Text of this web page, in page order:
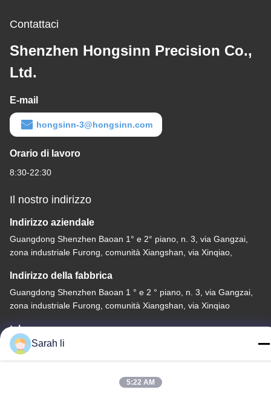
Contattaci
Shenzhen Hongsinn Precision Co.,
Ltd.
E-mail
hongsinn-3@hongsinn.com
Orario di lavoro
8:30-22:30
Il nostro indirizzo
Indirizzo aziendale
Guangdong Shenzhen Baoan 1° e 2° piano, n. 3, via Gangzai,
zona industriale Furong, comunità Xiangshan, via Xinqiao,
Indirizzo della fabbrica
Guangdong Shenzhen Baoan 1 ° e 2 ° piano, n. 3, via Gangzai,
zona industriale Furong, comunità Xiangshan, via Xinqiao
tel
86-0755-27097532-8:30
Sarah li
5:22 AM